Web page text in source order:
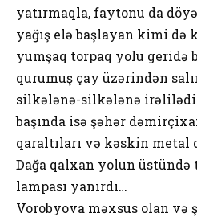
yatırmaqla, faytonu da
yağış elə başlayan kimi də
yumşaq torpaq yolu geridə
qurumuş çay üzərindən
silkələnə-silkələnə
başında isə şəhər
qaraltıları və kəskin
Dağa qalxan yolun üstündə
lampası yanırdı…
Vorobyova məxsus olan və